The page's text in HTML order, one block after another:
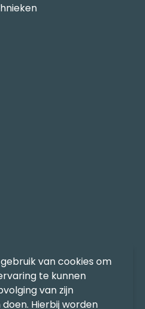
van cookies om
te kunnen
van zijn
Hierbij worden